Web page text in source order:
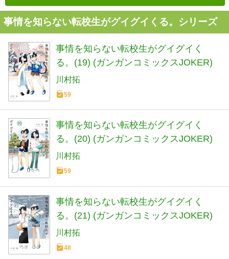
事情を知らない転校生がグイグイくる。シリーズ
事情を知らない転校生がグイグイく
る。(19) (ガンガンコミックスJOKER)
川村拓
59
事情を知らない転校生がグイグイく
る。(20) (ガンガンコミックスJOKER)
川村拓
59
事情を知らない転校生がグイグイく
る。(21) (ガンガンコミックスJOKER)
川村拓
48